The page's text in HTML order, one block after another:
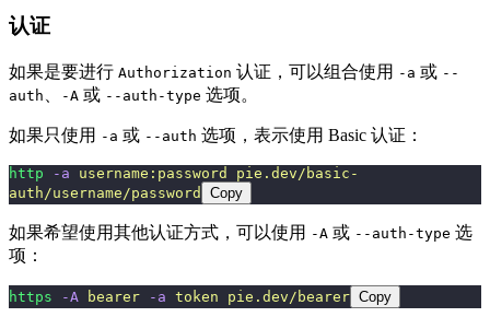
认证
如果是要进行 Authorization 认证，可以组合使用 -a 或 --
auth
-A 或 --auth-type 选项。
如果只使用 -a 或 --auth 选项，表示使用 Basic 认证：
http -a username:password
pie.dev/basic-
auth/username/password
Copy
如果希望使用其他认证方式，可以使用 -A 或 --auth-type 选
项：
https -A bearer -a token pie.dev/bearer Copy